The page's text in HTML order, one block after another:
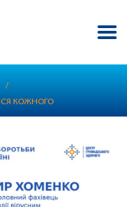
/
КОЖНОГО